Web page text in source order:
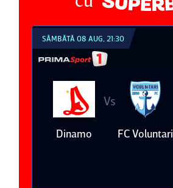
SÂMBĂTĂ 08 AUG, 21:30
Dinamo
Vs
FC Voluntari